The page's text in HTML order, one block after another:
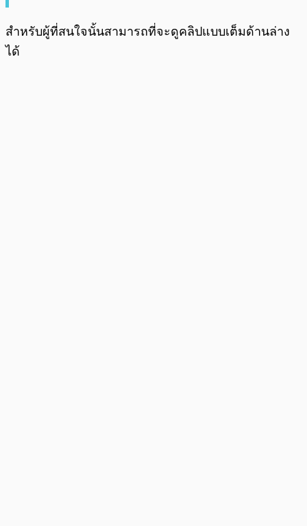
สำหรับผู้ที่สนใจนั้นสามารถที่จะดูคลิปแบบเต็มด้านล่าง
ได้